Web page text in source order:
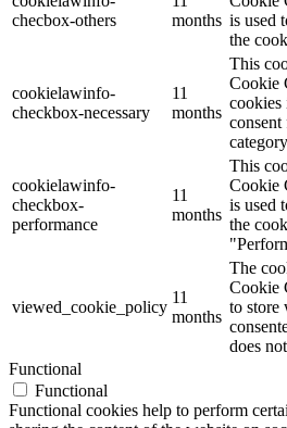
checbox-others
months is used
the
cookielawinfo-
checkbox-necessary
11
months
This
Cookie
cookies
cookielawinfo-
checkbox-
performance
11
months
This
Cookie
is used
the
viewed_cookie_policy
11
months
The
Cookie
to store
does
Functional
Functional
Functional cookies help to perform